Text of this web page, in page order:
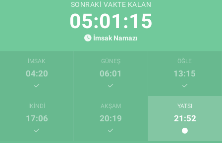
SONRAKI VAKTE KALAN
05:01:15
İmsak Namazı
İMSAK
04:20
GÜNEŞ
06:01
ÖĞLE
13:15
İKINDI
17:06
AKŞAM
20:19
YATSI
21:52